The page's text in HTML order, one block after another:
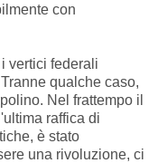
con
vertici federali
qualche caso,
Nel frattempo il
raffica di
è stato
una rivoluzione, ci